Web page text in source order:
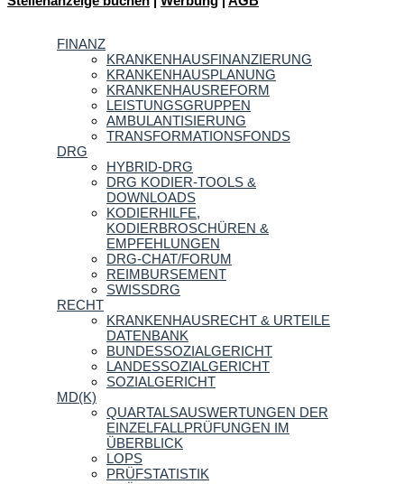
FINANZ
KRANKENHAUSFINANZIERUNG
KRANKENHAUSPLANUNG
KRANKENHAUSREFORM
LEISTUNGSGRUPPEN
AMBULANTISIERUNG
TRANSFORMATIONSFONDS
DRG
HYBRID-DRG
DRG KODIER-TOOLS &
DOWNLOADS
KODIERHILFE,
KODIERBROSCHÜREN &
EMPFEHLUNGEN
DRG-CHAT/FORUM
REIMBURSEMENT
SWISSDRG
RECHT
KRANKENHAUSRECHT & URTEILE
DATENBANK
BUNDESSOZIALGERICHT
LANDESSOZIALGERICHT
SOZIALGERICHT
MD(K)
QUARTALSAUSWERTUNGEN DER
EINZELFALLPRÜFUNGEN IM
ÜBERBLICK
LOPS
PRÜFSTATISTIK